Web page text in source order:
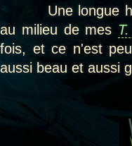
Une longue
au milieu de mes
fois, et ce n'est
aussi beau et aussi